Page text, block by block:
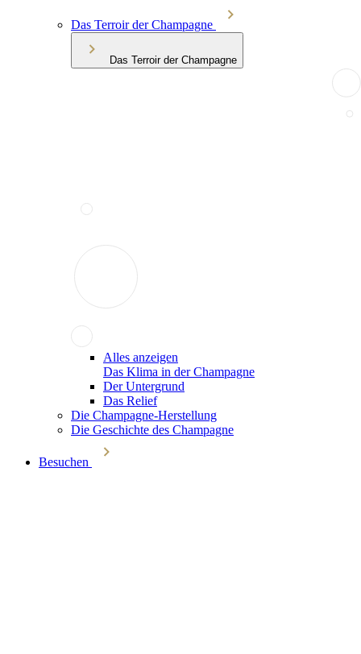
Das Terroir der Champagne
Das Terroir der Champagne
Alles anzeigen
Das Klima in der Champagne
Der Untergrund
Das Relief
Die Champagne-Herstellung
Die Geschichte des Champagne
Besuchen